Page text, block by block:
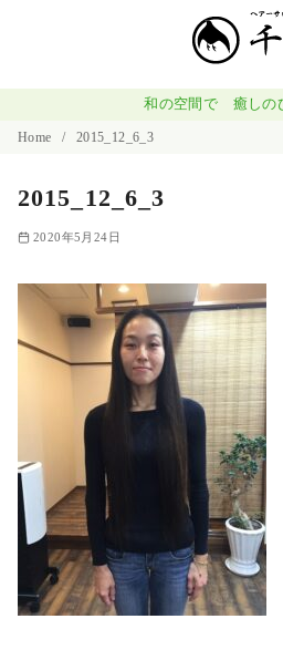
和の空間で 癒しの
Home 2015_12_6_3
2015_12_6_3
2020年5月24日